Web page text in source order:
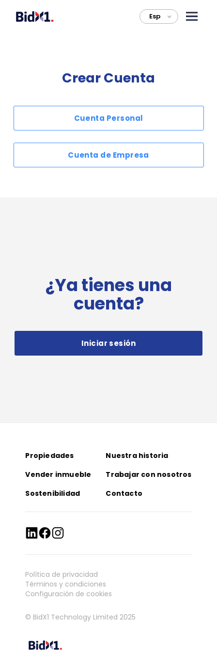
Esp >
¿Ya tienes una
cuenta?
Iniciar sesión
Crear Cuenta
Cuenta Personal
Cuenta de Empresa
Propiedades
Nuestra historia
Vender inmueble
Trabajar con nosotros
Sostenibilidad
Contacto
Política de privacidad
Términos y condiciones
Configuración de cookies
© BidX1 Technology Limited 2025